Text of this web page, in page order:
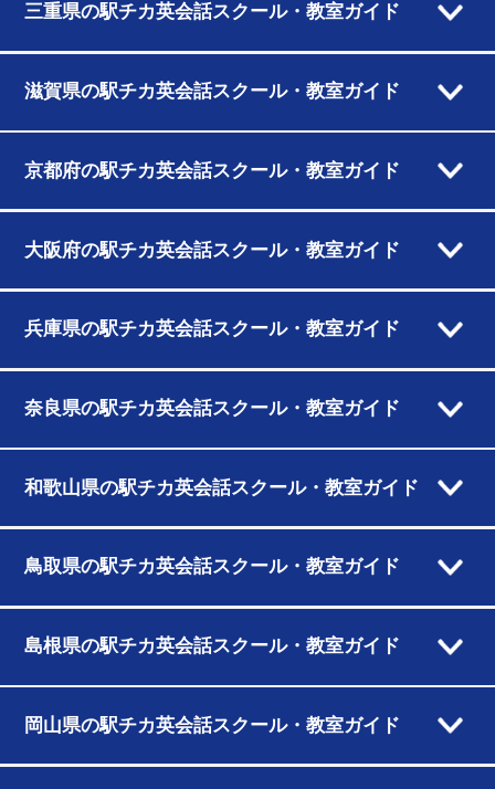
三重県の駅チカ英会話スクール・教室ガイド
滋賀県の駅チカ英会話スクール・教室ガイド
京都府の駅チカ英会話スクール・教室ガイド
大阪府の駅チカ英会話スクール・教室ガイド
兵庫県の駅チカ英会話スクール・教室ガイド
奈良県の駅チカ英会話スクール・教室ガイド
和歌山県の駅チカ英会話スクール・教室ガイド
鳥取県の駅チカ英会話スクール・教室ガイド
島根県の駅チカ英会話スクール・教室ガイド
岡山県の駅チカ英会話スクール・教室ガイド